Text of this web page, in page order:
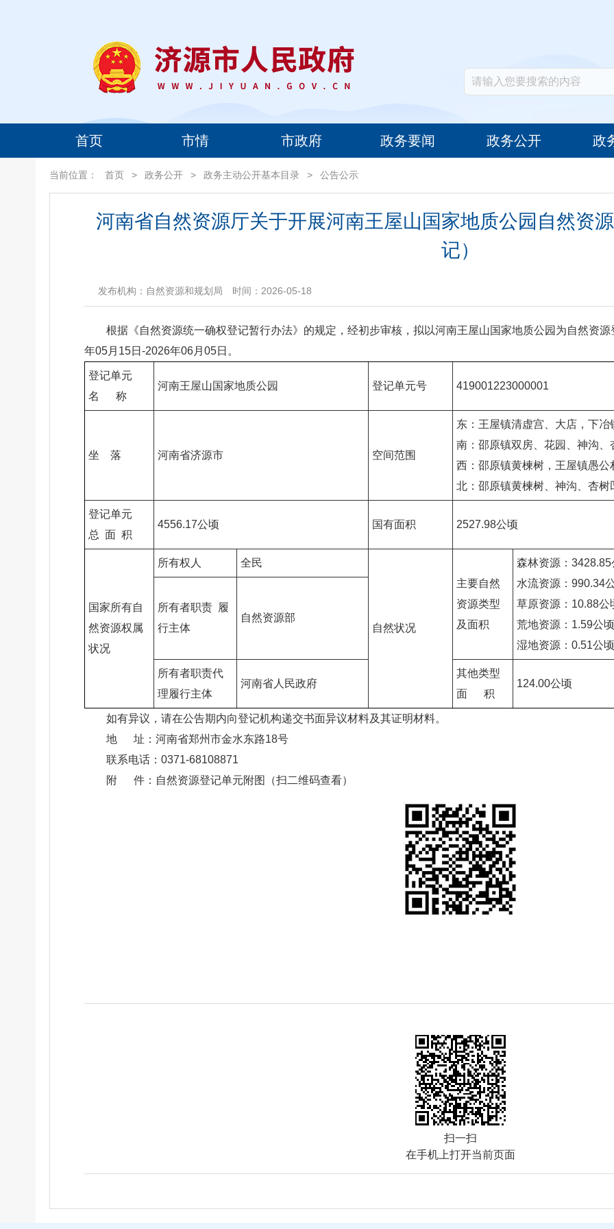
首页 市情 市政府 政务要闻 政务公开 政
当前位置： 首页 > 政务公开 > 政务主动公开基本目录 > 公告公示
河南省自然资源厅关于开展河南王屋山国家地质公园自然资
记）
发布机构：自然资源和规划局 时间：2026-05-18
根据《自然资源统一确权登记暂行办法》的规定，经初步审核，拟以河南王屋山国家地质公园为自然资
年05月15日-2026年06月05日。
登记单元
名 称
河南王屋山国家地质公园 登记单元号 419001223000001
坐 落 河南省济源市 空间范围
东：王屋镇清虚宫、大店，下冶
南：邵原镇双房、花园、神沟、
西：邵原镇黄楝树，王屋镇愚公
北：邵原镇黄楝树、神沟、杏
登记单元
总 面 积
4556.17公顷 国有面积 2527.98公顷
国家所有自
然资源权属
状况
所有权人 全民
自然状况
主要自然
资源类型
及面积
森林资源：3428.85
水流资源：990.34
草原资源：10.88公
荒地资源：1.59公顷
湿地资源：0.51公顷
所有者职责 履
行主体
自然资源部
其他类型
面 积
124.00公顷
所有者职责代
理履行主体
河南省人民政府
如有异议，请在公告期内向登记机构递交书面异议材料及其证明材料。
地 址：河南省郑州市金水东路18号
联系电话：0371-68108871
附 件：自然资源登记单元附图（扫二维码查看）
扫一扫
在手机上打开当前页面